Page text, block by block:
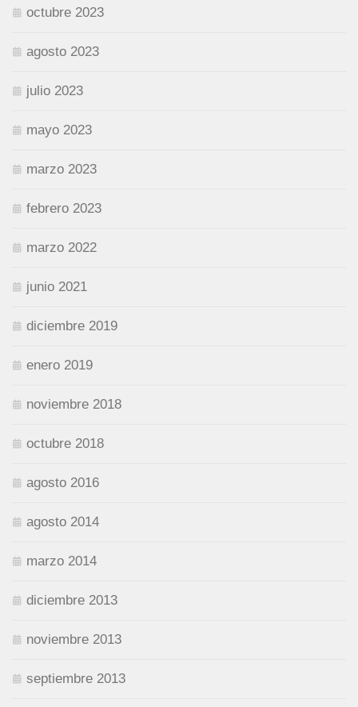
octubre 2023
agosto 2023
julio 2023
mayo 2023
marzo 2023
febrero 2023
marzo 2022
junio 2021
diciembre 2019
enero 2019
noviembre 2018
octubre 2018
agosto 2016
agosto 2014
marzo 2014
diciembre 2013
noviembre 2013
septiembre 2013